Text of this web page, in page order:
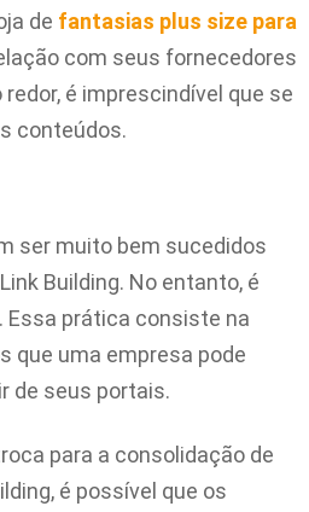
de fantasias plus size para
com seus fornecedores
é imprescindível que se
conteúdos.
ser muito bem sucedidos
Building. No entanto, é
Essa prática consiste na
que uma empresa pode
de seus portais.
para a consolidação de
é possível que os